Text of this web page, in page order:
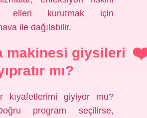
elleri kurutmak için
ile dağılabilir.
makinesi giysileri
mı?
kıyafetlerimi giyiyor mu?
program seçilirse,